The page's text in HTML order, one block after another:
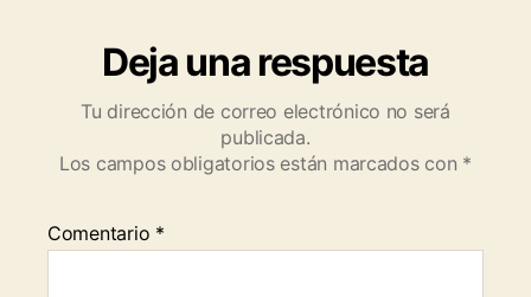
Deja una respuesta
Tu dirección de correo electrónico no será
publicada.
Los campos obligatorios están marcados con *
Comentario *